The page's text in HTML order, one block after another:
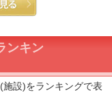
ンキン
設)をランキングで表